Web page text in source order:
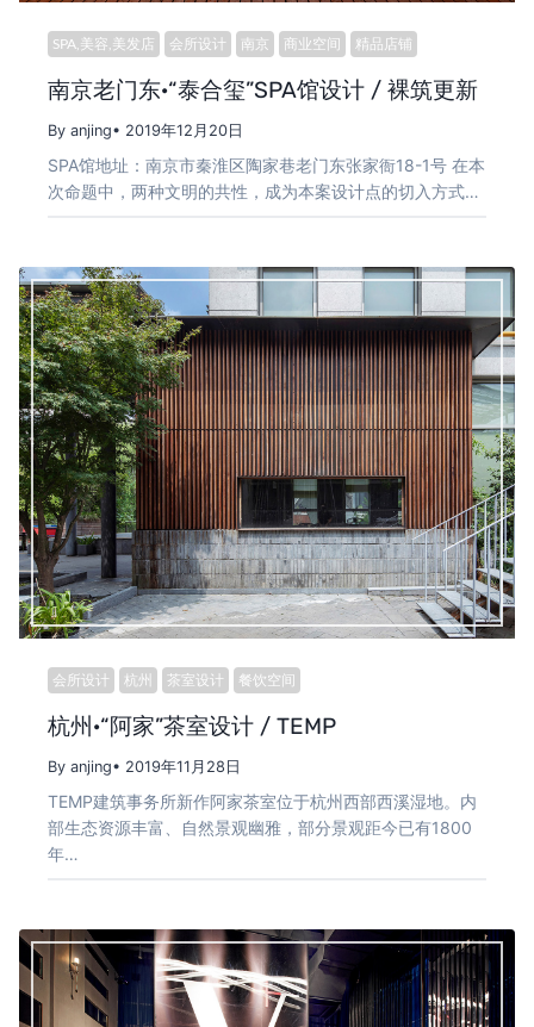
SPA,美容,美发店 会所设计 南京 商业空间 精品店铺
南京老门东·“泰合玺”SPA馆设计 / 裸筑更新
By anjing• 2019年12月20日
SPA馆地址：南京市秦淮区陶家巷老门东张家衙18-1号 在本
次命题中，两种文明的共性，成为本案设计点的切入方式…
会所设计 杭州 茶室设计 餐饮空间
杭州·“阿家”茶室设计 / TEMP
By anjing• 2019年11月28日
TEMP建筑事务所新作阿家茶室位于杭州西部西溪湿地。内
部生态资源丰富、自然景观幽雅，部分景观距今已有1800
年…